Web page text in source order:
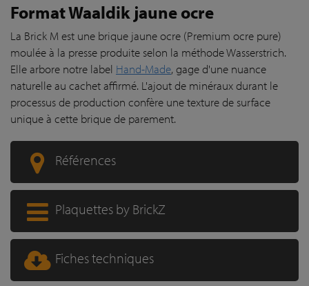
Format Waaldik jaune ocre
La Brick M est une brique jaune ocre (Premium ocre pure)
moulée à la presse produite selon la méthode Wasserstrich.
Elle arbore notre label Hand-Made, gage d'une nuance
naturelle au cachet affirmé. L'ajout de minéraux durant le
processus de production confère une texture de surface
unique à cette brique de parement.
Références
Plaquettes by BrickZ
Fiches techniques